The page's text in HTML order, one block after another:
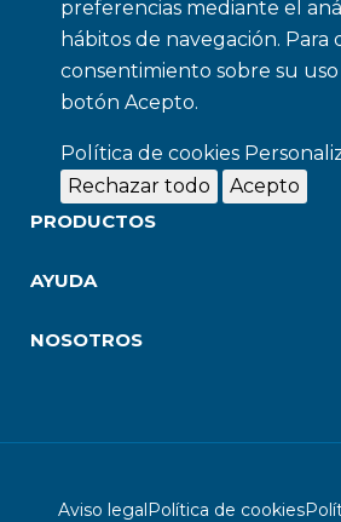
preferencias mediante el
hábitos de navegación. Para
consentimiento sobre su uso
botón Acepto.
Política de cookies
Rechazar todo
Acepto
PRODUCTOS
AYUDA
NOSOTROS
Aviso legalPolítica de cookies